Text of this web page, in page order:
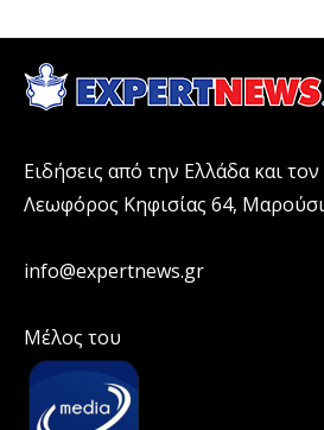
Ειδήσεις από την Ελλάδα και
Λεωφόρος Κηφισίας 64,
info@expertnews.gr
Μέλος του